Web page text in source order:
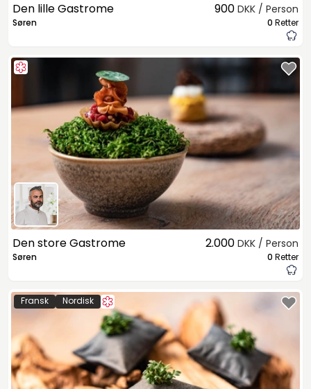
Den lille Gastrome
Søren
900 DKK / Person
0 Retter
Den store Gastrome
Søren
2.000 DKK / Person
0 Retter
Fransk Nordisk